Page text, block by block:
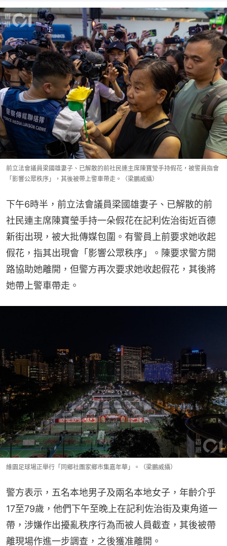
前立法會議員梁國雄妻子、已解散的前社民連主席陳寶瑩手持假花，被警員指會
「影響公眾秩序」，其後被帶上警車帶走。（梁鵬威攝）
下午6時半，前立法會議員梁國雄妻子、已解散的前
社民連主席陳寶瑩手持一朵假花在記利佐治街近百德
新街出現，被大批傳媒包圍。有警員上前要求她收起
假花，指其出現會「影響公眾秩序」。陳要求警方開
路協助她離開，但警方再次要求她收起假花，其後將
她帶上警車帶走。
維園足球場正舉行「同鄉社團家鄉市集嘉年華」。（梁鵬威攝）
警方表示，五名本地男子及兩名本地女子，年齡介乎
17至79歲，他們下午至晚上在記利佐治街及東角道一
帶，涉嫌作出擾亂秩序行為而被人員截查，其後被帶
離現場作進一步調查，之後獲准離開。